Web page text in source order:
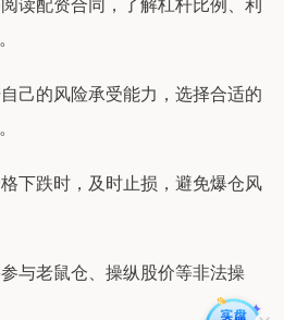
己的风险承受能力，选择合适的
下跌时，及时止损，避免爆仓风
与老鼠仓、操纵股价等非法操